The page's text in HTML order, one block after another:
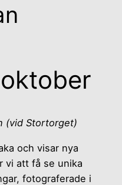
(vid Stortorget)
och visar nya
vi att få se unika
fotograferade i